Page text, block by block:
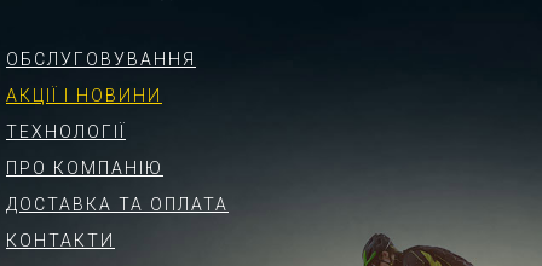
ОБСЛУГОВУВАННЯ
АКЦІЇ І НОВИНИ
ТЕХНОЛОГІЇ
ПРО КОМПАНІЮ
ДОСТАВКА ТА ОПЛАТА
КОНТАКТИ